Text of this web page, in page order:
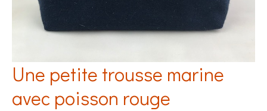
Une petite trousse marine
avec poisson rouge